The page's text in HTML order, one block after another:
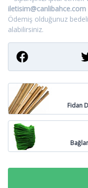
iletisim@canlibahce.com
Ödemiş olduğunuz
alabilirsiniz.
Fidan